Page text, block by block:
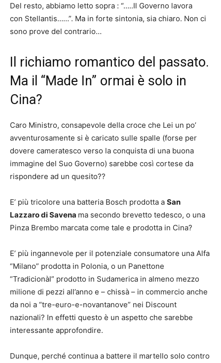
Del resto, abbiamo letto sopra : “…..Il Governo lavora
con Stellantis……”. Ma in forte sintonia, sia chiaro. Non ci
sono prove del contrario…
Il richiamo romantico del passato.
Ma il “Made In” ormai è solo in
Cina?
Caro Ministro, consapevole della croce che Lei un po’
avventurosamente si è caricato sulle spalle (forse per
dovere cameratesco verso la conquista di una buona
immagine del Suo Governo) sarebbe così cortese da
rispondere ad un quesito??
E’ più tricolore una batteria Bosch prodotta a San
Lazzaro di Savena ma secondo brevetto tedesco, o una
Pinza Brembo marcata come tale e prodotta in Cina?
E’ più ingannevole per il potenziale consumatore una Alfa
“Milano” prodotta in Polonia, o un Panettone
“Tradicionàl” prodotto in Sudamerica in almeno mezzo
milione di pezzi all’anno e – chissà – in commercio anche
da noi a “tre-euro-e-novantanove” nei Discount
nazionali? In effetti questo è un aspetto che sarebbe
interessante approfondire.
Dunque, perché continua a battere il martello solo contro